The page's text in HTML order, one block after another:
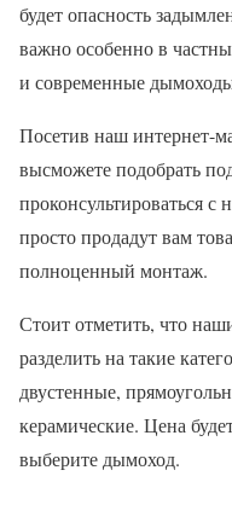
будет опасность
важно особенно в
и современные
Посетив наш интернет-
высможете подобрать
проконсультироваться
просто продадут вам
полноценный монтаж.
Стоит отметить, что
разделить на такие
двустенные,
керамические. Цена
выберите дымоход.